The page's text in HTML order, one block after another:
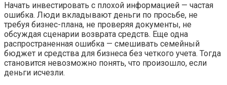
Начать инвестировать с плохой информацией — частая
ошибка. Люди вкладывают деньги по просьбе, не
требуя бизнес-плана, не проверяя документы, не
обсуждая сценарии возврата средств. Еще одна
распространенная ошибка — смешивать семейный
бюджет и средства для бизнеса без четкого учета. Тогда
становится невозможно понять, что произошло, если
деньги исчезли.